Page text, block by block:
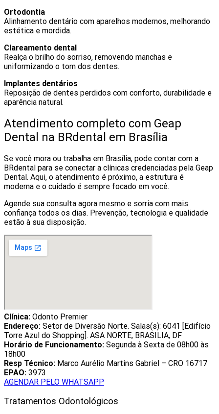
Ortodontia
Alinhamento dentário com aparelhos modernos, melhorando
estética e mordida.
Clareamento dental
Realça o brilho do sorriso, removendo manchas e
uniformizando o tom dos dentes.
Implantes dentários
Reposição de dentes perdidos com conforto, durabilidade e
aparência natural.
Atendimento completo com Geap
Dental na BRdental em Brasília
Se você mora ou trabalha em Brasília, pode contar com a
BRdental para se conectar a clínicas credenciadas pela Geap
Dental. Aqui, o atendimento é próximo, a estrutura é
moderna e o cuidado é sempre focado em você.
Agende sua consulta agora mesmo e sorria com mais
confiança todos os dias. Prevenção, tecnologia e qualidade
estão à sua disposição.
Clínica: Odonto Premier
Endereço: Setor de Diversão Norte. Salas(s): 6041 [Edifício
Torre Azul do Shopping]. ASA NORTE, BRASILIA, DF
Horário de Funcionamento: Segunda à Sexta de 08h00 às
18h00
Resp Técnico: Marco Aurélio Martins Gabriel – CRO 16717
EPAO: 3973
AGENDAR PELO WHATSAPP
Tratamentos Odontológicos